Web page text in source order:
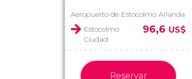
Aeropuerto de Estocolmo Arlanda
Estocolmo
Ciudad
96,6 US$
Reservar